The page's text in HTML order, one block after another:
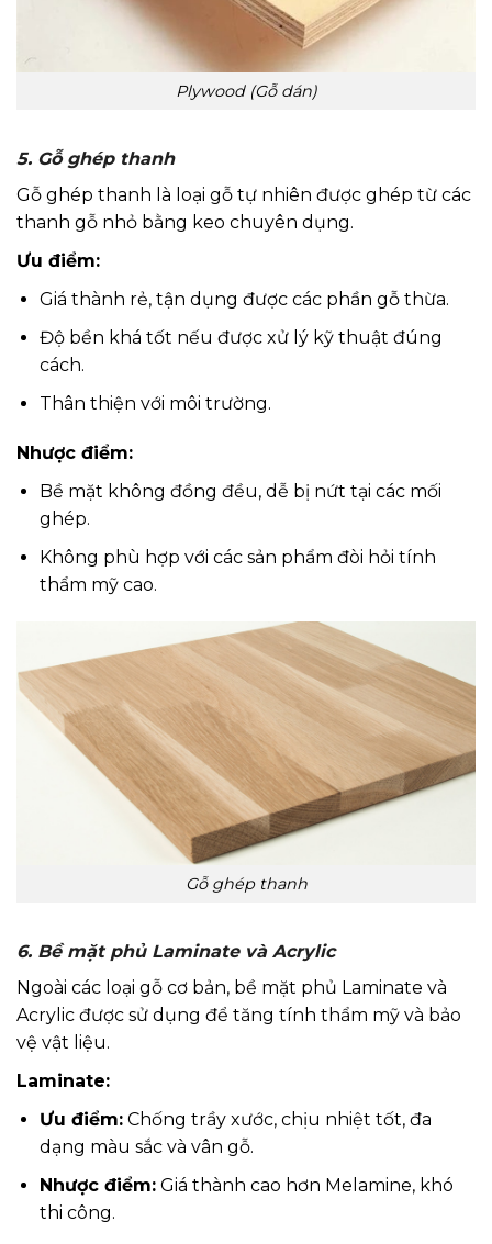
Plywood (Gỗ dán)
5. Gỗ ghép thanh
Gỗ ghép thanh là loại gỗ tự nhiên được ghép từ các
thanh gỗ nhỏ bằng keo chuyên dụng.
Ưu điểm:
Giá thành rẻ, tận dụng được các phần gỗ thừa.
Độ bền khá tốt nếu được xử lý kỹ thuật đúng
cách.
Thân thiện với môi trường.
Nhược điểm:
Bề mặt không đồng đều, dễ bị nứt tại các mối
ghép.
Không phù hợp với các sản phẩm đòi hỏi tính
thẩm mỹ cao.
Gỗ ghép thanh
6. Bề mặt phủ Laminate và Acrylic
Ngoài các loại gỗ cơ bản, bề mặt phủ Laminate và
Acrylic được sử dụng để tăng tính thẩm mỹ và bảo
vệ vật liệu.
Laminate:
Ưu điểm:Chống trầy xước, chịu nhiệt tốt, đa
dạng màu sắc và vân gỗ.
Nhược điểm:Giá thành cao hơn Melamine, khó
thi công.